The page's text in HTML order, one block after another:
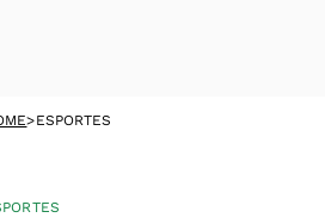
>ESPORTES